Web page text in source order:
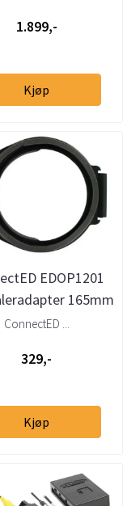
1.899,-
Kjøp
EDOP1201
165mm
GM (2006 →)
ConnectED ...
329,-
Kjøp